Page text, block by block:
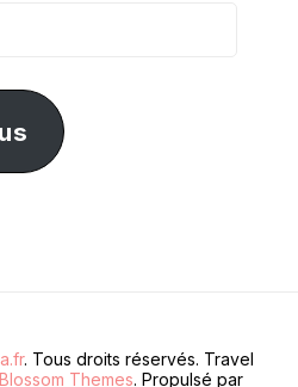
. Tous droits réservés. Travel
Blossom Themes. Propulsé par